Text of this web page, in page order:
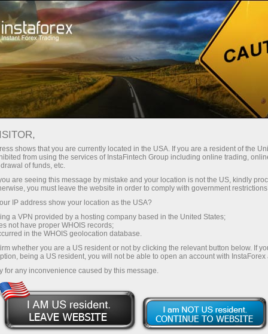
Начинающим База знаний Стратегия Мартингейла
11.01.2024 11:25
Стратегия Мартингейла
shows that you are currently located in the USA. If you are a resident of the
from using the services of InstaFintech Group including online trading,
of funds, etc.
are seeing this message by mistake and your location is not the US, kindly
you must leave the website in order to comply with government
IP address show your location as the USA?
a VPN provided by a hosting company based in the United States;
not have proper WHOIS records;
in the WHOIS geolocation database.
whether you are a US resident or not by clicking the relevant button below. If
being a US resident, you will not be able to open an account with InstaForex
for any inconvenience caused by this message.